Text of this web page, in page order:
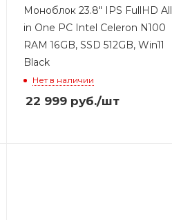
Моноблок 23.8" IPS FullHD All
in One PC Intel Celeron N100
RAM 16GB, SSD 512GB, Win11
Black
Нет в наличии
22 999руб./шт